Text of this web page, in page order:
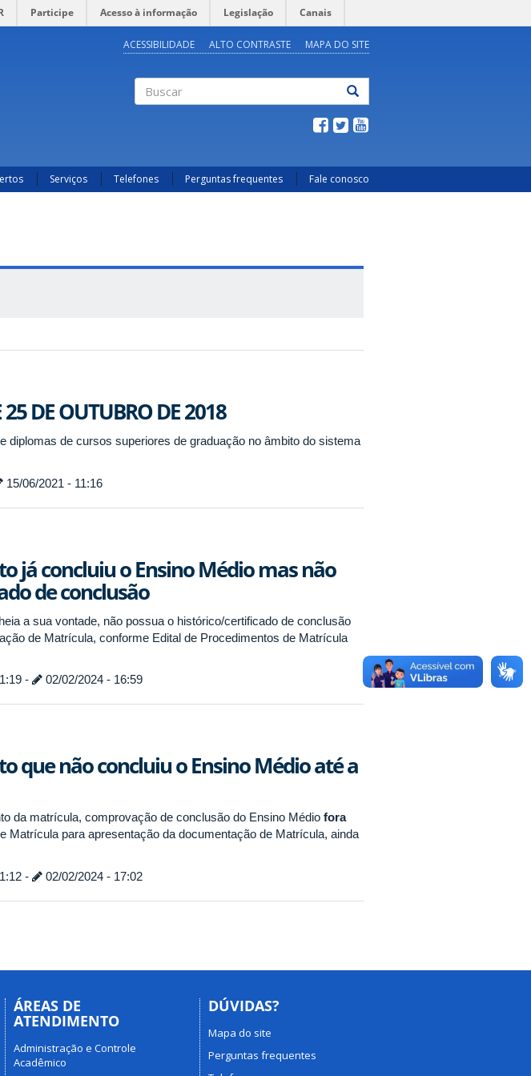
Participe Acesso à informação Legislação Canais
ACESSIBILIDADE ALTO CONTRASTE MAPA DO SITE
Serviços Telefones Perguntas frequentes Fale conosco
DE OUTUBRO DE 2018
diplomas de cursos superiores de graduação no âmbito do sistema
15/06/2021 - 11:16
já concluiu o Ensino Médio mas não
de conclusão
a sua vontade, não possua o histórico/certificado de conclusão
de Matrícula, conforme Edital de Procedimentos de Matrícula
- 02/02/2024 - 16:59
que não concluiu o Ensino Médio até a
da matrícula, comprovação de conclusão do Ensino Médio fora
Matrícula para apresentação da documentação de Matrícula, ainda
- 02/02/2024 - 17:02
ÁREAS DE
ATENDIMENTO
Administração e Controle
Acadêmico
DÚVIDAS?
Mapa do site
Perguntas frequentes